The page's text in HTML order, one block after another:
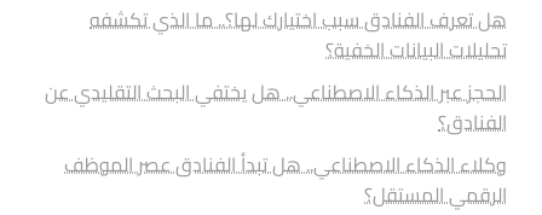
هل تعرف الفنادق سبب اختيارك لها؟.. ما الذي تكشفه
تحليلات البيانات الخفية؟
الحجز عبر الذكاء الاصطناعي.. هل يختفي البحث التقليدي عن
الفنادق؟
وكلاء الذكاء الاصطناعي.. هل تبدأ الفنادق عصر الموظف
الرقمي المستقل؟